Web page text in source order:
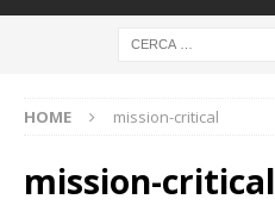
HOME mission-critical
mission-critical